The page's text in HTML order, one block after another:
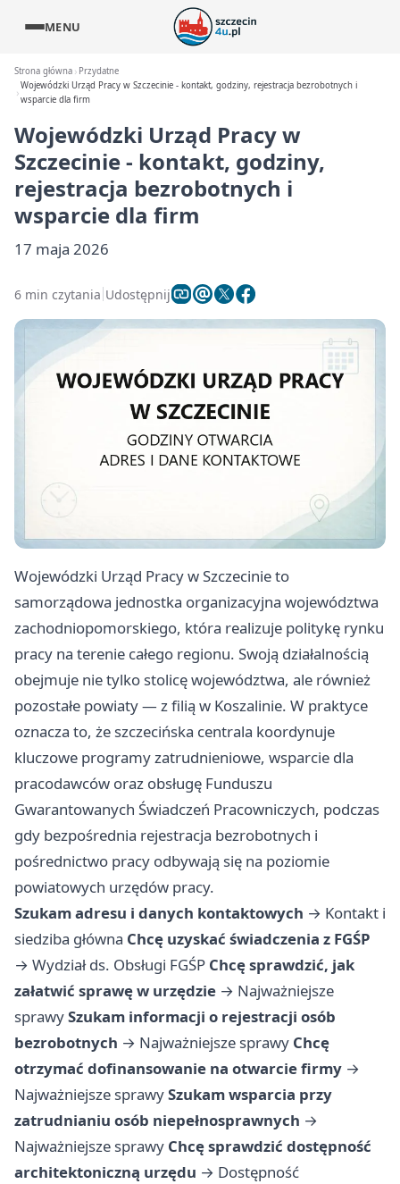
MENU
Strona główna
Przydatne
Wojewódzki Urząd Pracy w Szczecinie - kontakt, godziny, rejestracja bezrobotnych i
wsparcie dla firm
Wojewódzki Urząd Pracy w
Szczecinie - kontakt, godziny,
rejestracja bezrobotnych i
wsparcie dla firm
17 maja 2026
6 min czytania Udostępnij
Wojewódzki Urząd Pracy w Szczecinie to
samorządowa jednostka organizacyjna województwa
zachodniopomorskiego, która realizuje politykę rynku
pracy na terenie całego regionu. Swoją działalnością
obejmuje nie tylko stolicę województwa, ale również
pozostałe powiaty — z filią w Koszalinie. W praktyce
oznacza to, że szczecińska centrala koordynuje
kluczowe programy zatrudnieniowe, wsparcie dla
pracodawców oraz obsługę Funduszu
Gwarantowanych Świadczeń Pracowniczych, podczas
gdy bezpośrednia rejestracja bezrobotnych i
pośrednictwo pracy odbywają się na poziomie
powiatowych urzędów pracy.
Szukam adresu i danych kontaktowych → Kontakt i
siedziba główna Chcę uzyskać świadczenia z FGŚP
→ Wydział ds. Obsługi FGŚP Chcę sprawdzić, jak
załatwić sprawę w urzędzie → Najważniejsze
sprawySzukam informacji o rejestracji osób
bezrobotnych → Najważniejsze sprawy Chcę
otrzymać dofinansowanie na otwarcie firmy →
Najważniejsze sprawySzukam wsparcia przy
zatrudnianiu osób niepełnosprawnych →
Najważniejsze sprawy Chcę sprawdzić dostępność
architektoniczną urzędu → Dostępność